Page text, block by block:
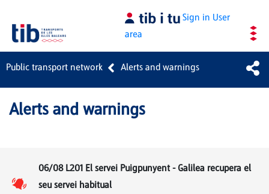
Sign in User
area
Public transport network Alerts and warnings
Alerts and warnings
06/08 L201 El servei Puigpunyent - Galilea recupera el
seu servei habitual